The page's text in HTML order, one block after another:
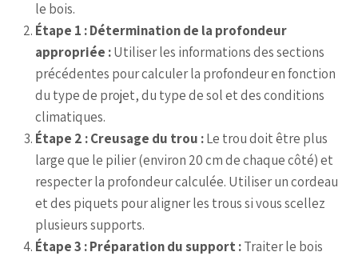
le bois.
Étape 1 : Détermination de la profondeur
appropriée :Utiliser les informations des sections
précédentes pour calculer la profondeur en fonction
du type de projet, du type de sol et des conditions
climatiques.
Étape 2 : Creusage du trou :Le trou doit être plus
large que le pilier (environ 20 cm de chaque côté) et
respecter la profondeur calculée. Utiliser un cordeau
et des piquets pour aligner les trous si vous scellez
plusieurs supports.
Étape 3 : Préparation du support :Traiter le bois